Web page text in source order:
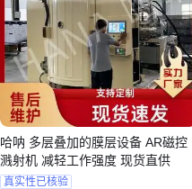
哈呐 多层叠加的膜层设备 AR磁控
溅射机 减轻工作强度 现货直供
真实性已核验